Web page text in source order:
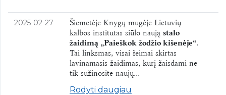
2025-02-27
Šiemetėje Knygų mugėje Lietuvių
kalbos institutas siūlo naują stalo
žaidimą „Paieškok žodžio kišenėje“.
Tai linksmas, visai šeimai skirtas
lavinamasis žaidimas, kurį žaisdami ne
tik sužinosite naujų...
Rodyti daugiau